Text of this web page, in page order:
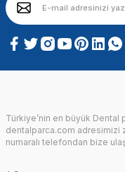
Türkiye’nin en büyük Dental
dentalparca.com adresimizi
numaralı telefondan bize